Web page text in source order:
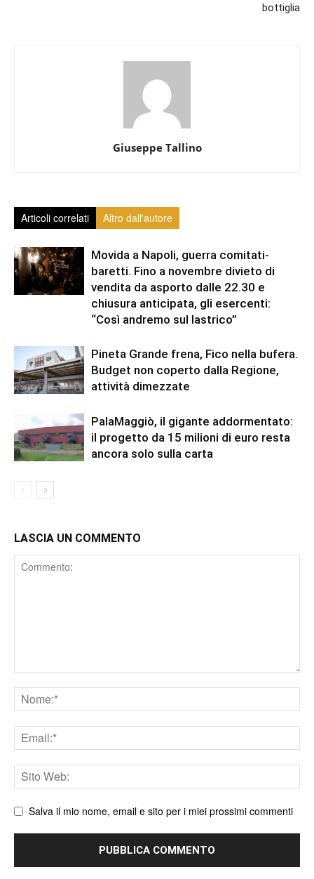
bottiglia
Giuseppe Tallino
Articoli correlati Altro dall'autore
Movida a Napoli, guerra comitati-
baretti. Fino a novembre divieto di
vendita da asporto dalle 22.30 e
chiusura anticipata, gli esercenti:
“Così andremo sul lastrico”
Pineta Grande frena, Fico nella bufera.
Budget non coperto dalla Regione,
attività dimezzate
PalaMaggiò, il gigante addormentato:
il progetto da 15 milioni di euro resta
ancora solo sulla carta
LASCIA UN COMMENTO
Comment
Nome
Email
Sito
web
Salva il mio nome, email e sito per i miei prossimi commenti